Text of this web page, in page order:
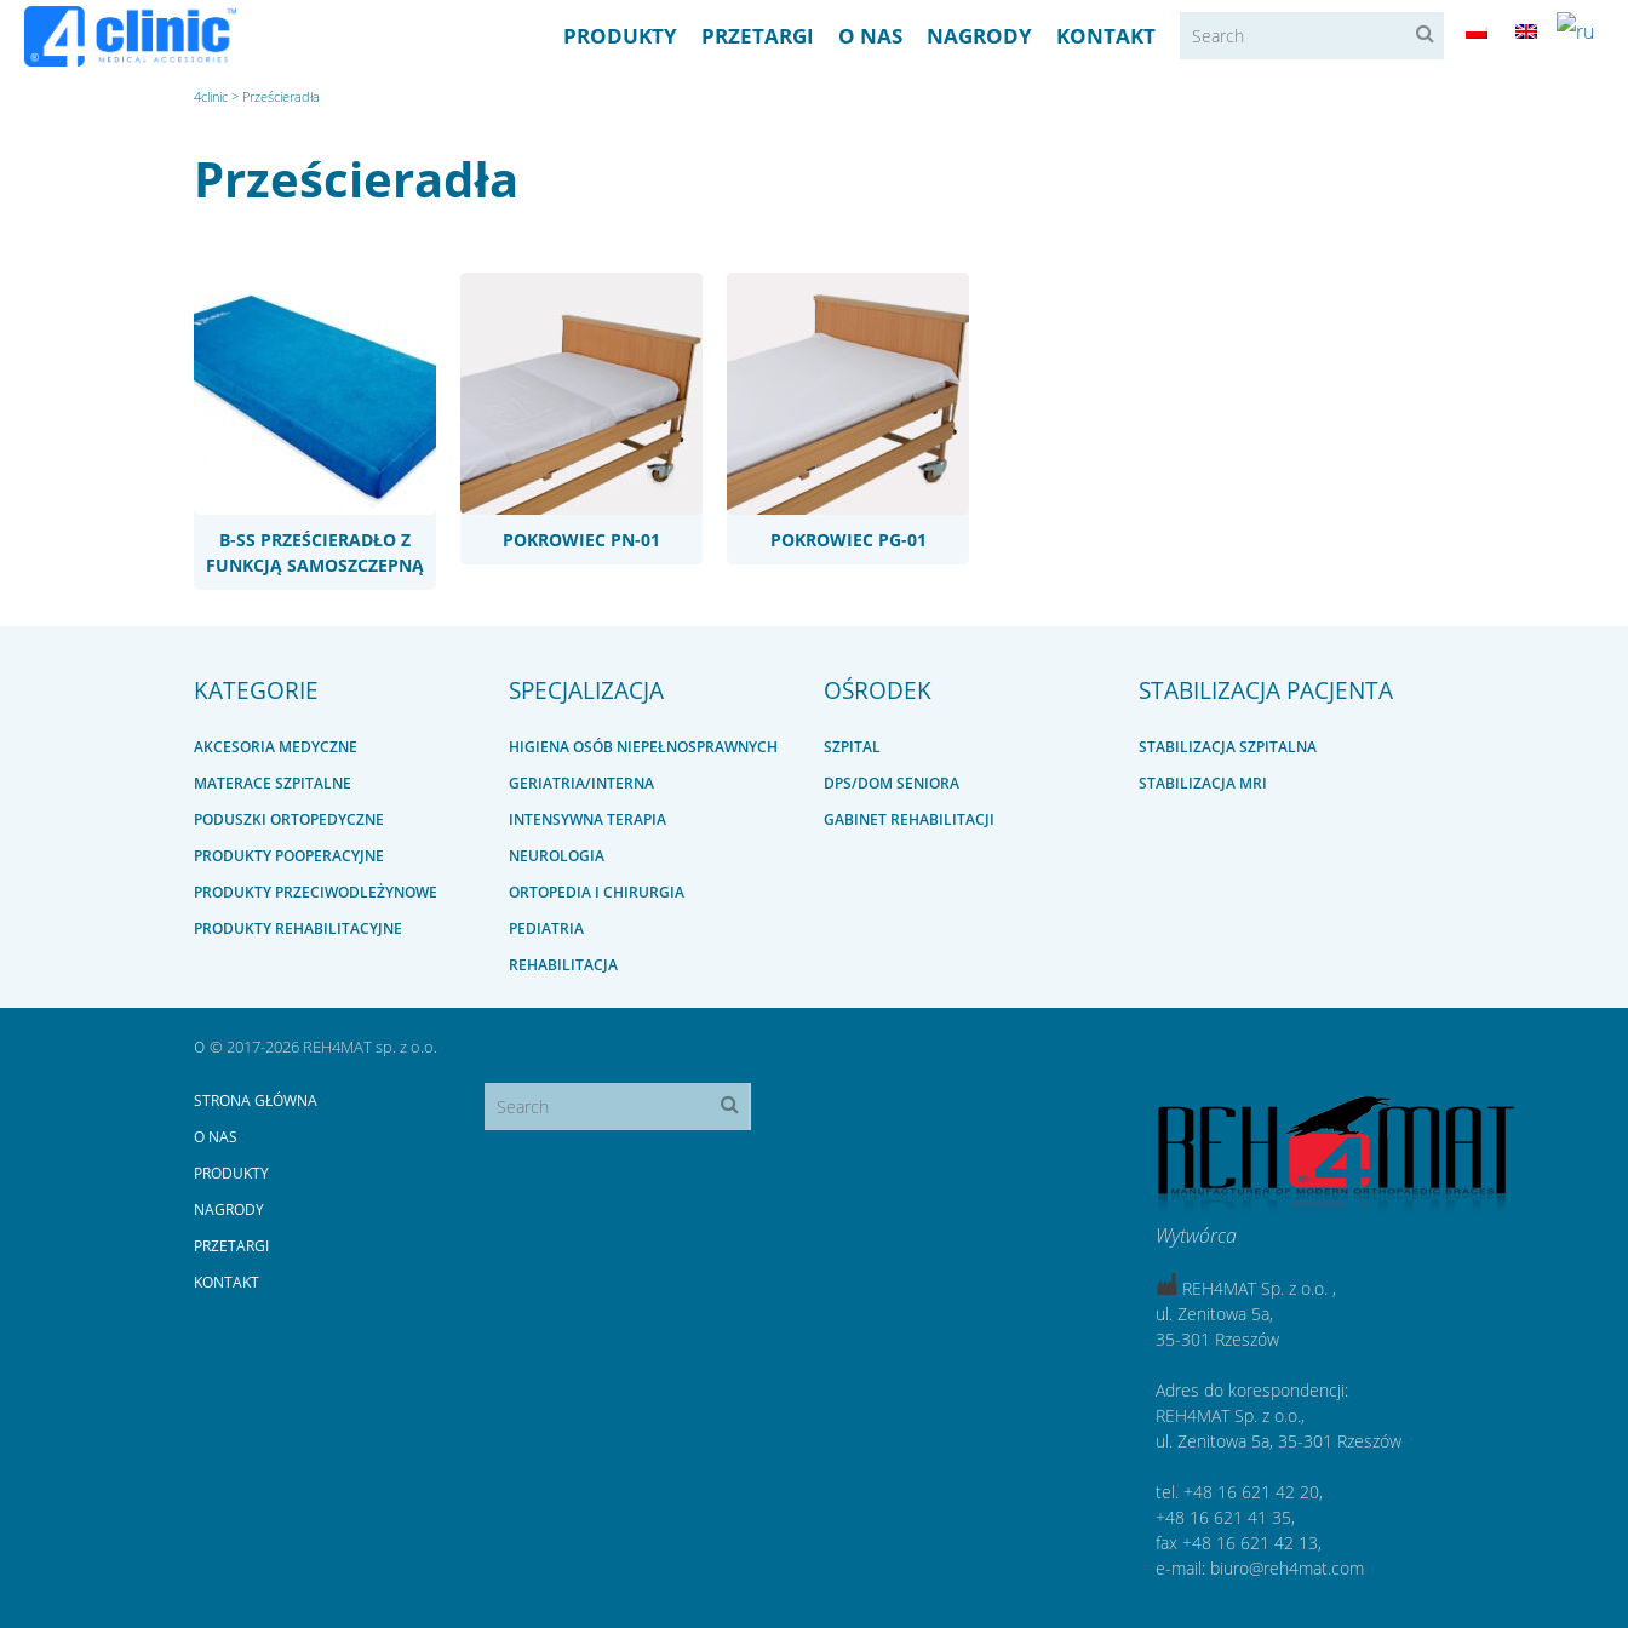
PRODUKTY PRZETARGI O NAS NAGRODY KONTAKT
4clinic > Prześcieradła
Prześcieradła
B-SS PRZEŚCIERADŁO Z
FUNKCJĄ SAMOSZCZEPNĄ
Produkt dostępny do
wyczerpania zapasów
POKROWIEC PN-01 POKROWIEC PG-01
KATEGORIE
AKCESORIA MEDYCZNE
MATERACE SZPITALNE
PODUSZKI ORTOPEDYCZNE
PRODUKTY POOPERACYJNE
PRODUKTY PRZECIWODLEŻYNOWE
PRODUKTY REHABILITACYJNE
SPECJALIZACJA
HIGIENA OSÓB NIEPEŁNOSPRAWNYCH
GERIATRIA/INTERNA
INTENSYWNA TERAPIA
NEUROLOGIA
ORTOPEDIA I CHIRURGIA
PEDIATRIA
REHABILITACJA
OŚRODEK
SZPITAL
DPS/DOM SENIORA
GABINET REHABILITACJI
STABILIZACJA PACJENTA
STABILIZACJA SZPITALNA
STABILIZACJA MRI
o © 2017-2026 REH4MAT sp. z o.o.
STRONA GŁÓWNA
O NAS
PRODUKTY
NAGRODY
PRZETARGI
KONTAKT
Wytwórca
REH4MAT Sp. z o.o. ,
ul. Zenitowa 5a,
35-301 Rzeszów
Adres do korespondencji:
REH4MAT Sp. z o.o.,
ul. Zenitowa 5a, 35-301 Rzeszów
tel. +48 16 621 42 20,
+48 16 621 41 35,
fax +48 16 621 42 13,
e-mail: biuro@reh4mat.com